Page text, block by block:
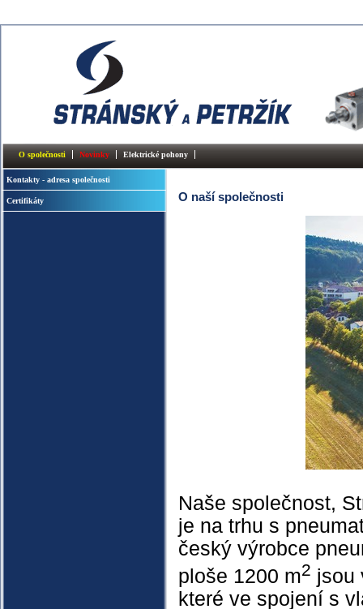
O společnosti Novinky Elektrické pohony
Kontakty - adresa společnosti
Certifikáty O naší společnosti
Naše společnost,
je na trhu s
český výrobce
ploše 1200 m2 jsou
které ve spojení s